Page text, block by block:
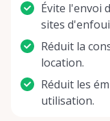
Évite l'envoi
sites
Réduit la
location.
Réduit les
utilisation.